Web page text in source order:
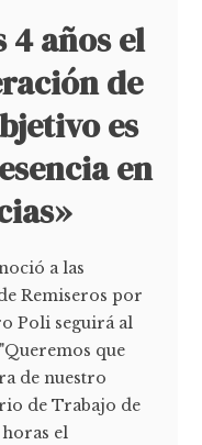
años el
de
es
en
a las
Remiseros por
Poli seguirá al
que
de nuestro
de Trabajo de
el